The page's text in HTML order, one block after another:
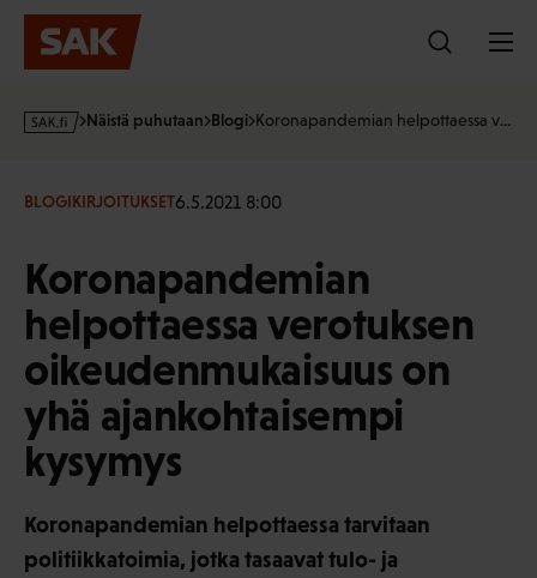
Hyppää
sisältöön
s
·
Näistä puhutaan Blogi Koronapandemian helpottaessa v…
BLOGIKIRJOITUKSET6.5.2021 8:00
Koronapandemian
helpottaessa verotuksen
oikeudenmukaisuus on
yhä ajankohtaisempi
kysymys
Koronapandemian helpottaessa tarvitaan
politiikkatoimia, jotka tasaavat tulo- ja